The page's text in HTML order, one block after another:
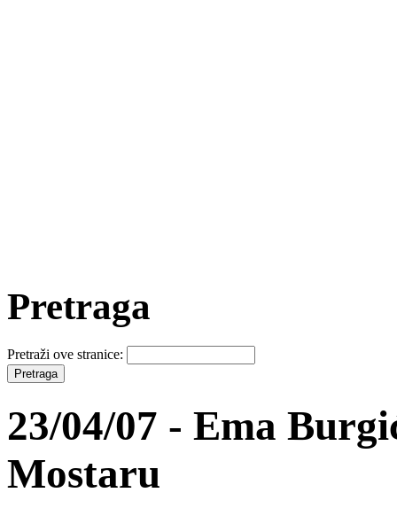
Pretraga
Pretraži ove stranice:
23/04/07 - Ema
Mostaru